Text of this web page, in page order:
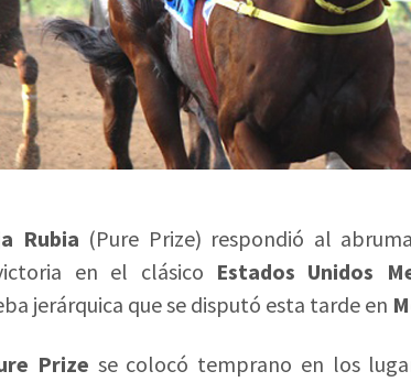
Rubia (Pure Prize) respondió al
en el clásico Estados Unidos
jerárquica que se disputó esta tarde en
Prize se colocó temprano en los